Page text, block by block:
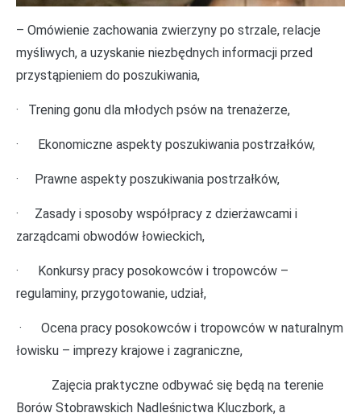
– Omówienie zachowania zwierzyny po strzale, relacje
myśliwych, a uzyskanie niezbędnych informacji przed
przystąpieniem do poszukiwania,
· Trening gonu dla młodych psów na trenażerze,
· Ekonomiczne aspekty poszukiwania postrzałków,
· Prawne aspekty poszukiwania postrzałków,
· Zasady i sposoby współpracy z dzierżawcami i
zarządcami obwodów łowieckich,
· Konkursy pracy posokowców i tropowców –
regulaminy, przygotowanie, udział,
· Ocena pracy posokowców i tropowców w naturalnym
łowisku – imprezy krajowe i zagraniczne,
Zajęcia praktyczne odbywać się będą na terenie
Borów Stobrawskich Nadleśnictwa Kluczbork, a